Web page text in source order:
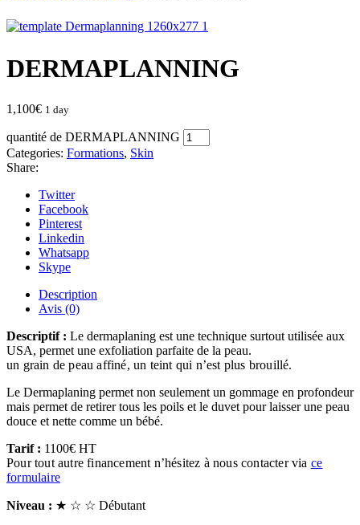
DERMAPLANNING
1,100€ 1 day
quantité de DERMAPLANNING
Categories: Formations, Skin
Share:
Twitter
Facebook
Pinterest
Linkedin
Whatsapp
Skype
Description
Avis (0)
Descriptif : Le dermaplaning est une technique surtout utilisée aux
USA, permet une exfoliation parfaite de la peau.
un grain de peau affiné, un teint qui n’est plus brouillé.
Le Dermaplaning permet non seulement un gommage en profondeur
mais permet de retirer tous les poils et le duvet pour laisser une peau
douce et nette comme un bébé.
Tarif : 1100€ HT
Pour tout autre financement n’hésitez à nous contacter via ce
formulaire
Niveau : ★ ☆ ☆ Débutant